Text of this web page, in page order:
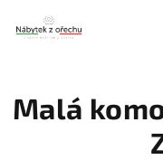
obsah
Malá